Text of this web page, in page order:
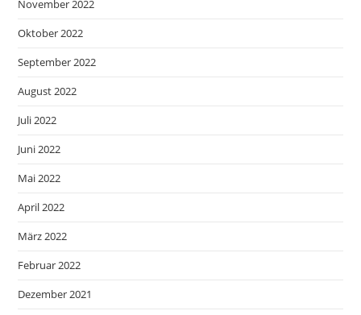
November 2022
Oktober 2022
September 2022
August 2022
Juli 2022
Juni 2022
Mai 2022
April 2022
März 2022
Februar 2022
Dezember 2021